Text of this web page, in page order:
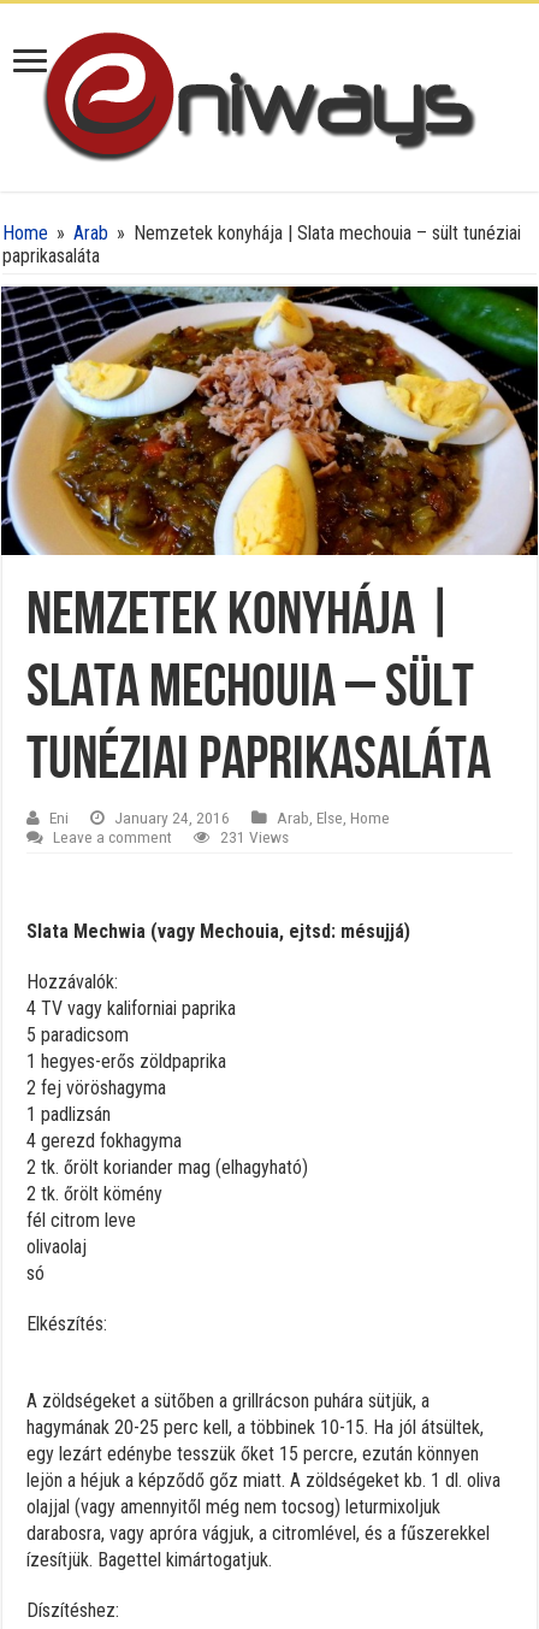
Home » Arab » Nemzetek konyhája | Slata mechouia – sült tunéziai
paprikasaláta
Nemzetek konyhája |
Slata mechouia – sült
tunéziai paprikasaláta
Eni January 24, 2016 Arab Else Home
Leave a comment
231 Views
Slata Mechwia (vagy Mechouia, ejtsd: mésujjá)
Hozzávalók:
4 TV vagy kaliforniai paprika
5 paradicsom
1 hegyes-erős zöldpaprika
2 fej vöröshagyma
1 padlizsán
4 gerezd fokhagyma
2 tk. őrölt koriander mag (elhagyható)
2 tk. őrölt kömény
fél citrom leve
olivaolaj
só
Elkészítés:
A zöldségeket a sütőben a grillrácson puhára sütjük, a
hagymának 20-25 perc kell, a többinek 10-15. Ha jól átsültek,
egy lezárt edénybe tesszük őket 15 percre, ezután könnyen
lejön a héjuk a képződő gőz miatt. A zöldségeket kb. 1 dl. oliva
olajjal (vagy amennyitől még nem tocsog) leturmixoljuk
darabosra, vagy apróra vágjuk, a citromlével, és a fűszerekkel
ízesítjük. Bagettel kimártogatjuk.
Díszítéshez: